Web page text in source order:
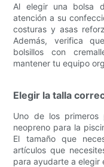
Al elegir una bolsa
atención a su
costuras y asas
Además, verifica
bolsillos con
mantener tu equipo
Elegir la talla
Uno de los
neopreno para la
El tamaño que
artículos que
para ayudarte a elegir